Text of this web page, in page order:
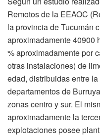
Remotos de la EEAOC
la provincia de Tucumán
aproximadamente 40900
% aproximadamente por
otras instalaciones) de
edad, distribuidas entre
departamentos de
zonas centro y sur. El
aproximadamente la
explotaciones posee